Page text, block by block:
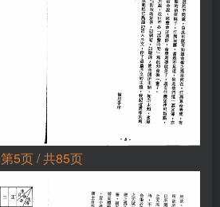
第5页 / 共85页